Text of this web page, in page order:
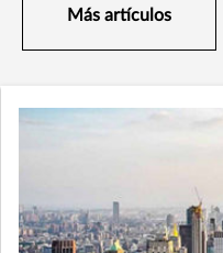
Más artículos